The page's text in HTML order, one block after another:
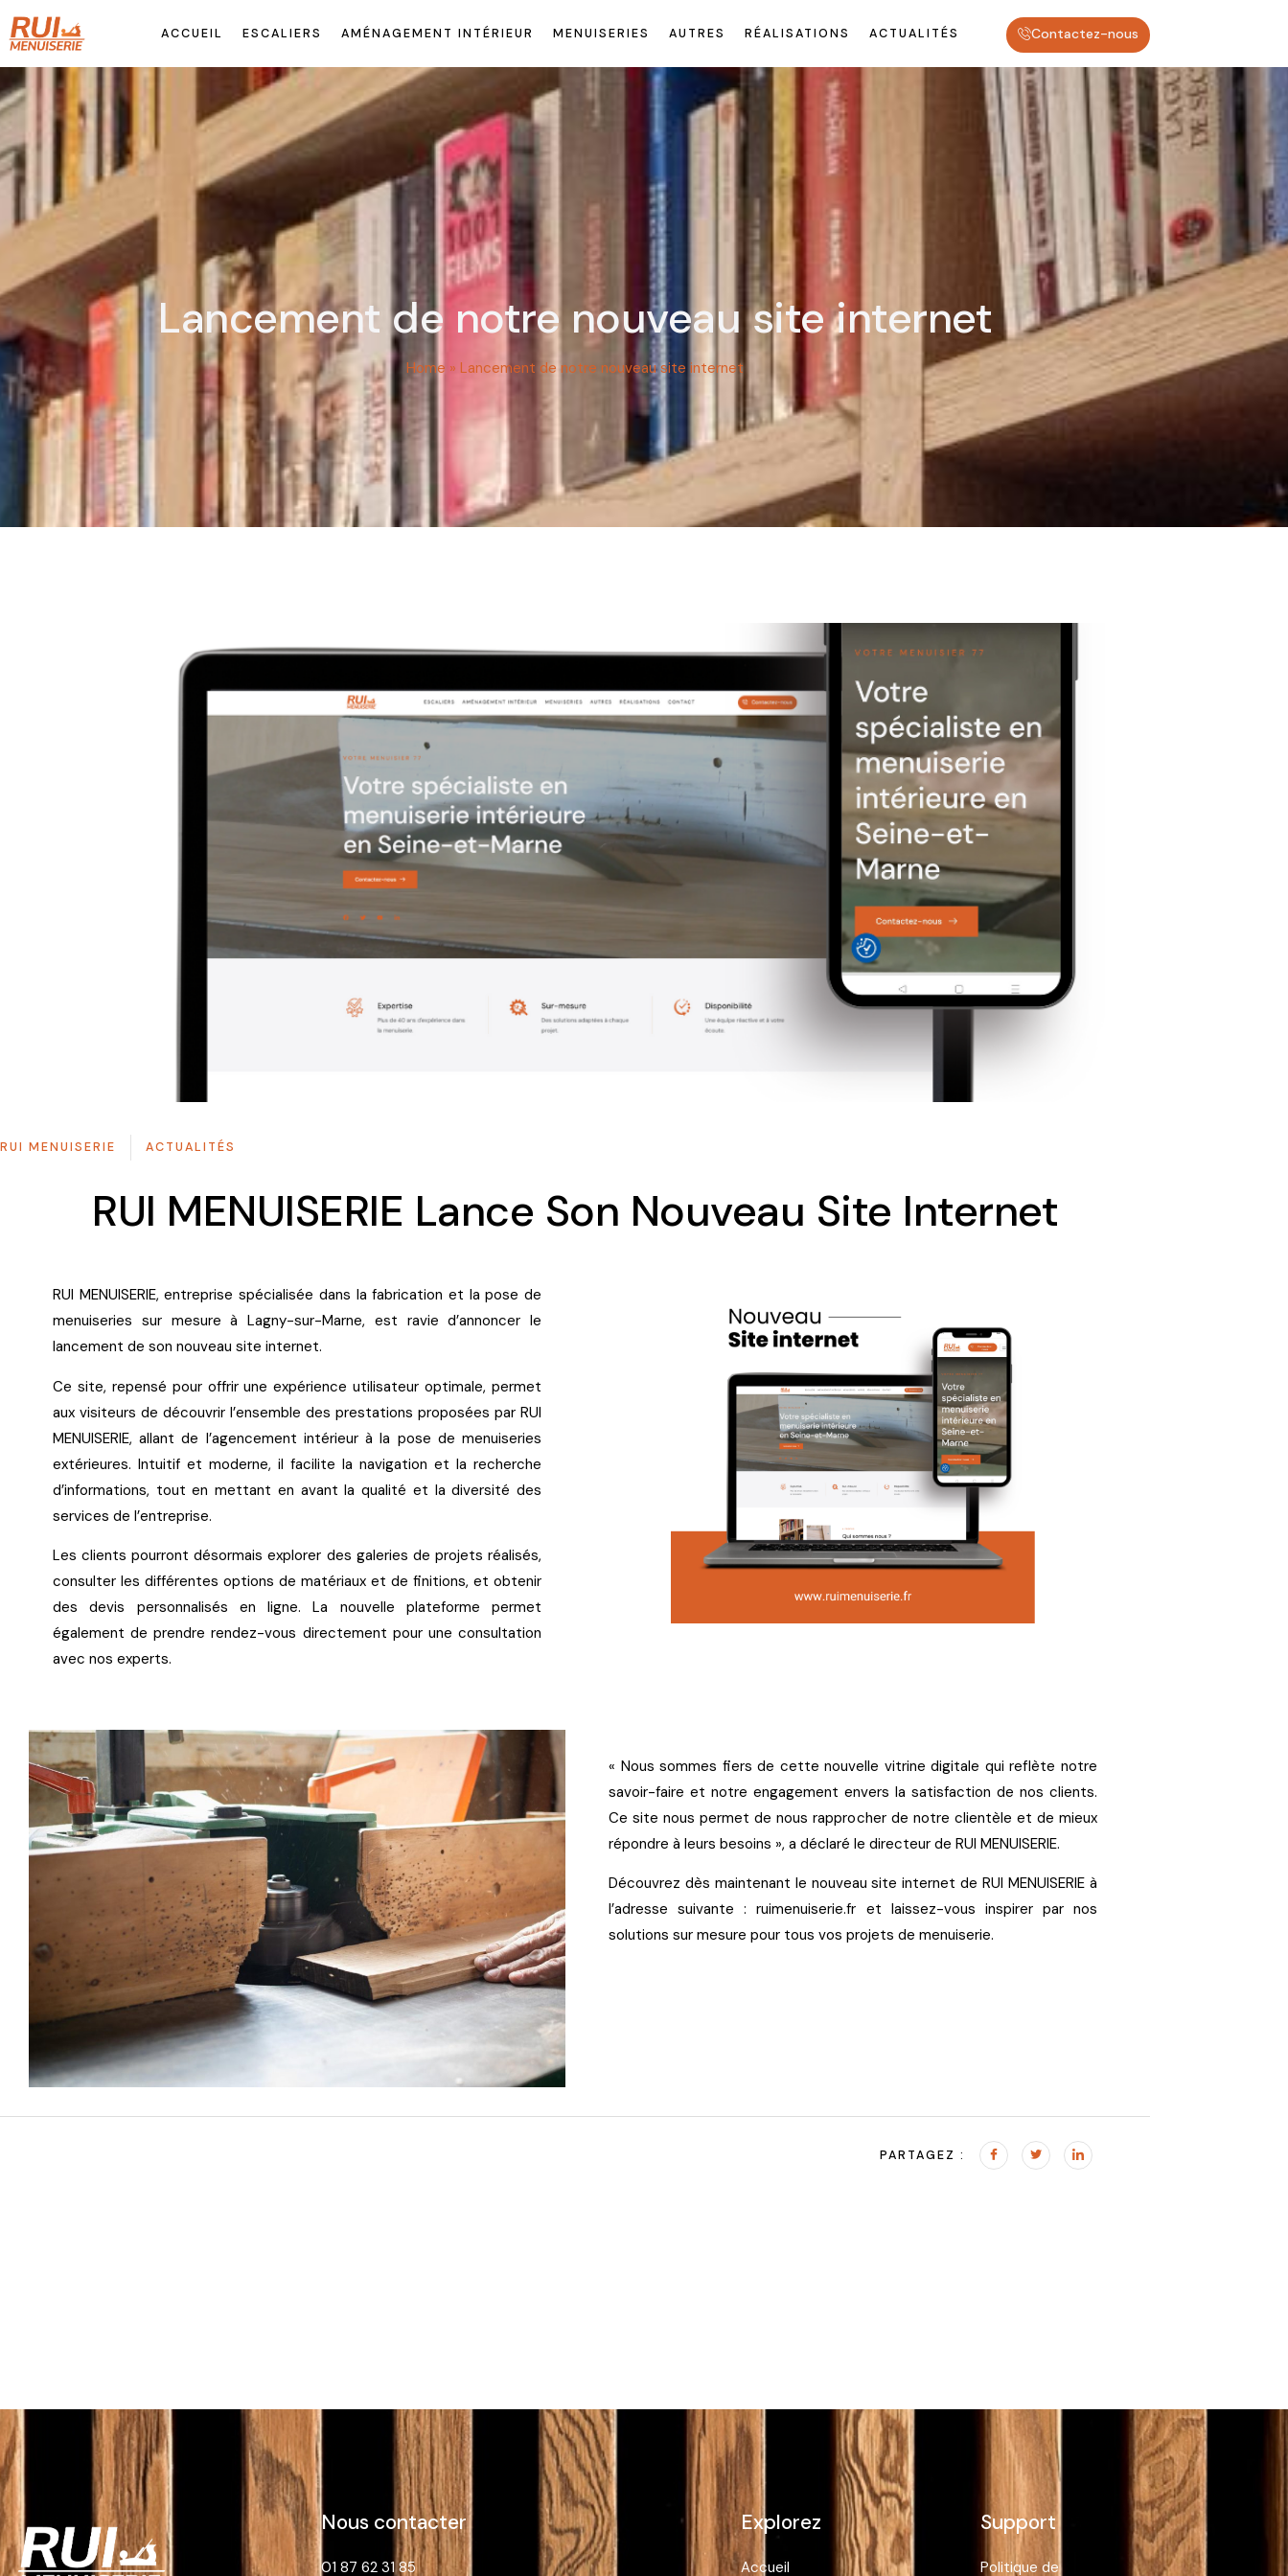
ACCUEIL ESCALIERS AMÉNAGEMENT INTÉRIEUR MENUISERIES AUTRES RÉALISATIONS ACTUALITÉS Contactez-nous
Lancement de notre nouveau site internet
Home » Lancement de notre nouveau site internet
RUI MENUISERIE ACTUALITÉS
RUI MENUISERIE Lance Son Nouveau Site Internet
RUI MENUISERIE, entreprise spécialisée dans la fabrication et la pose de
menuiseries sur mesure à Lagny-sur-Marne, est ravie d’annoncer le
lancement de son nouveau site internet.
Ce site, repensé pour offrir une expérience utilisateur optimale, permet
aux visiteurs de découvrir l’ensemble des prestations proposées par RUI
MENUISERIE, allant de l’agencement intérieur à la pose de menuiseries
extérieures. Intuitif et moderne, il facilite la navigation et la recherche
d’informations, tout en mettant en avant la qualité et la diversité des
services de l’entreprise.
Les clients pourront désormais explorer des galeries de projets réalisés,
consulter les différentes options de matériaux et de finitions, et obtenir
des devis personnalisés en ligne. La nouvelle plateforme permet
également de prendre rendez-vous directement pour une consultation
avec nos experts.
« Nous sommes fiers de cette nouvelle vitrine digitale qui reflète notre
savoir-faire et notre engagement envers la satisfaction de nos clients.
Ce site nous permet de nous rapprocher de notre clientèle et de mieux
répondre à leurs besoins », a déclaré le directeur de RUI MENUISERIE.
Découvrez dès maintenant le nouveau site internet de RUI MENUISERIE à
l’adresse suivante : ruimenuiserie.fr et laissez-vous inspirer par nos
solutions sur mesure pour tous vos projets de menuiserie.
PARTAGEZ :
Nous contacter
01 87 62 31 85
Explorez
Accueil
Support
Politique de